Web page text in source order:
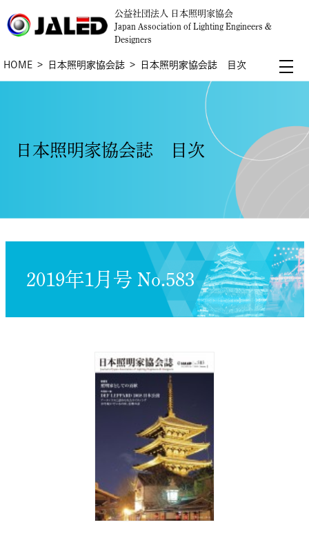
公益社団法人 日本照明家協会
Japan Association of Lighting Engineers &
Designers
HOME 日本照明家協会誌 日本照明家協会誌 目次
日本照明家協会誌 目次
2019年1月号 No.583